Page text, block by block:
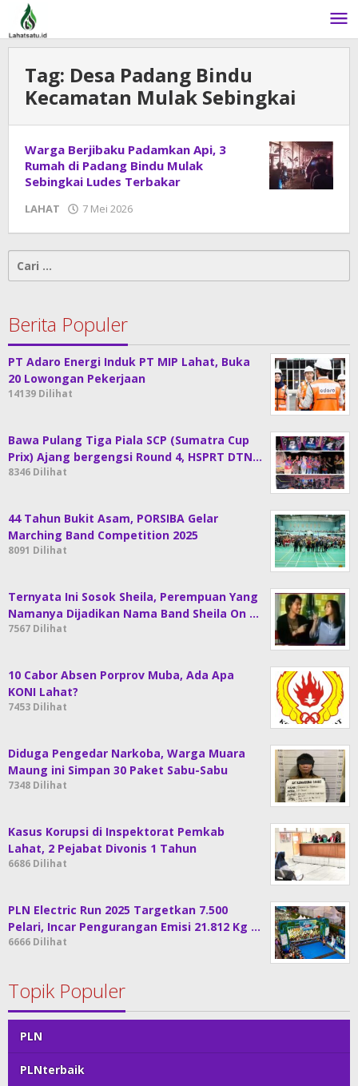
Lewati
konten
Tag: Desa Padang Bindu
Kecamatan Mulak Sebingkai
Warga Berjibaku Padamkan Api, 3
Rumah di Padang Bindu Mulak
Sebingkai Ludes Terbakar
LAHAT 7 Mei 2026
Cari
untuk:
Berita Populer
PT Adaro Energi Induk PT MIP Lahat, Buka
20 Lowongan Pekerjaan
14139 Dilihat
Bawa Pulang Tiga Piala SCP (Sumatra Cup
Prix) Ajang bergengsi Round 4, HSPRT DTN…
8346 Dilihat
44 Tahun Bukit Asam, PORSIBA Gelar
Marching Band Competition 2025
8091 Dilihat
Ternyata Ini Sosok Sheila, Perempuan Yang
Namanya Dijadikan Nama Band Sheila On …
7567 Dilihat
10 Cabor Absen Porprov Muba, Ada Apa
KONI Lahat?
7453 Dilihat
Diduga Pengedar Narkoba, Warga Muara
Maung ini Simpan 30 Paket Sabu-Sabu
7348 Dilihat
Kasus Korupsi di Inspektorat Pemkab
Lahat, 2 Pejabat Divonis 1 Tahun
6686 Dilihat
PLN Electric Run 2025 Targetkan 7.500
Pelari, Incar Pengurangan Emisi 21.812 Kg …
6666 Dilihat
Topik Populer
PLN
PLNterbaik